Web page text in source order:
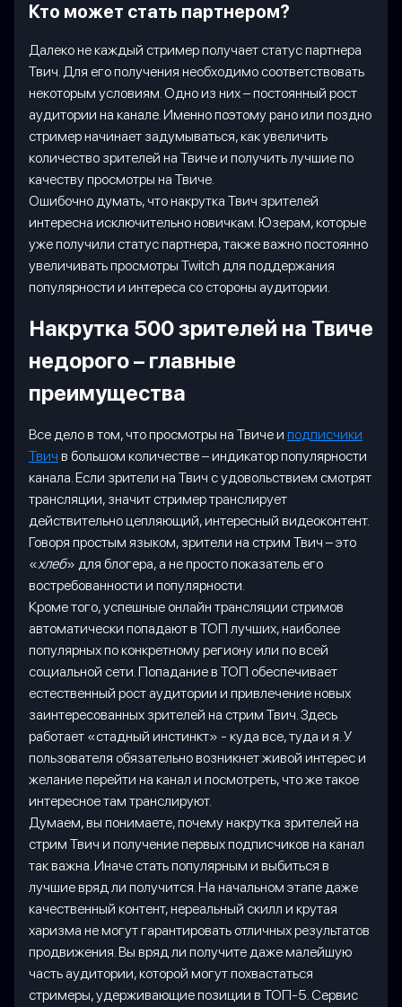
Кто может стать партнером?
Далеко не каждый стример получает статус партнера
Твич. Для его получения необходимо соответствовать
некоторым условиям. Одно из них – постоянный рост
аудитории на канале. Именно поэтому рано или поздно
стример начинает задумываться, как увеличить
количество зрителей на Твиче и получить лучшие по
качеству просмотры на Твиче.
Ошибочно думать, что накрутка Твич зрителей
интересна исключительно новичкам. Юзерам, которые
уже получили статус партнера, также важно постоянно
увеличивать просмотры Twitch для поддержания
популярности и интереса со стороны аудитории.
Накрутка 500 зрителей на Твиче
недорого – главные
преимущества
Все дело в том, что просмотры на Твиче и подписчики
Твич в большом количестве – индикатор популярности
канала. Если зрители на Твич с удовольствием смотрят
трансляции, значит стример транслирует
действительно цепляющий, интересный видеоконтент.
Говоря простым языком, зрители на стрим Твич – это
«хлеб» для блогера, а не просто показатель его
востребованности и популярности.
Кроме того, успешные онлайн трансляции стримов
автоматически попадают в ТОП лучших, наиболее
популярных по конкретному региону или по всей
социальной сети. Попадание в ТОП обеспечивает
естественный рост аудитории и привлечение новых
заинтересованных зрителей на стрим Твич. Здесь
работает «стадный инстинкт» - куда все, туда и я. У
пользователя обязательно возникнет живой интерес и
желание перейти на канал и посмотреть, что же такое
интересное там транслируют.
Думаем, вы понимаете, почему накрутка зрителей на
стрим Твич и получение первых подписчиков на канал
так важна. Иначе стать популярным и выбиться в
лучшие вряд ли получится. На начальном этапе даже
качественный контент, нереальный скилл и крутая
харизма не могут гарантировать отличных результатов
продвижения. Вы вряд ли получите даже малейшую
часть аудитории, которой могут похвастаться
стримеры, удерживающие позиции в ТОП-5. Сервис